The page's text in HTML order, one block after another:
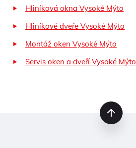
Hliníková okna Vysoké Mýto
Hliníkové dveře Vysoké Mýto
Montáž oken Vysoké Mýto
Servis oken a dveří Vysoké Mýto